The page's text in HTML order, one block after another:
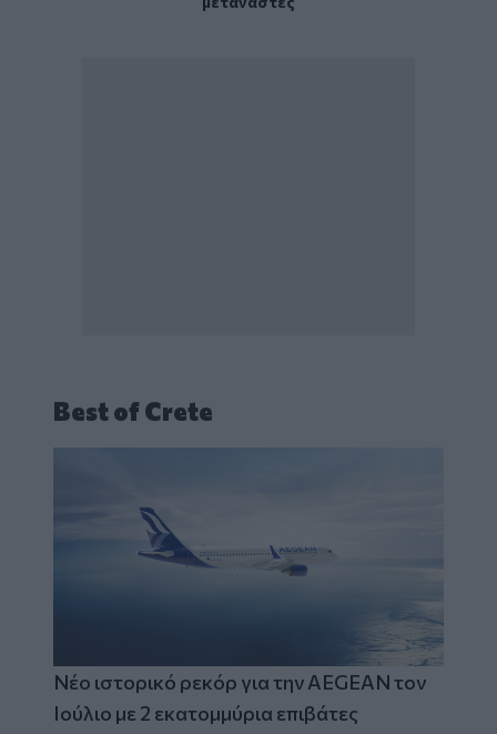
Best of Crete
Νέο ιστορικό ρεκόρ για την AEGEAN τον
Ιούλιο με 2 εκατομμύρια επιβάτες